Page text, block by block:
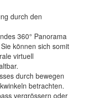
durch den
360° Panorama
können sich somit
virtuell
durch bewegen
betrachten.
vergrössern oder